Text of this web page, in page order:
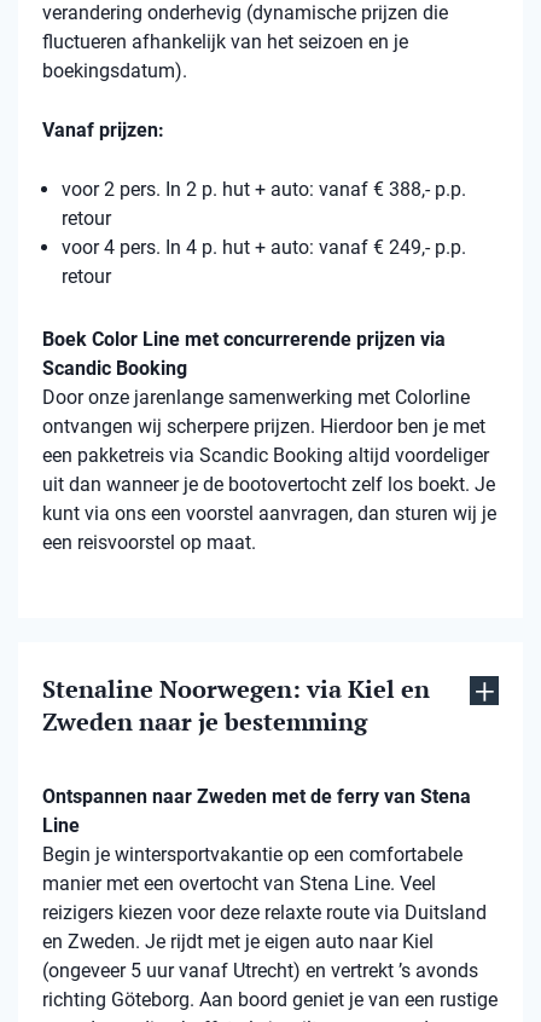
verandering onderhevig (dynamische prijzen die
fluctueren afhankelijk van het seizoen en je
boekingsdatum).
Vanaf prijzen:
voor 2 pers. In 2 p. hut + auto: vanaf € 388,- p.p.
retour
voor 4 pers. In 4 p. hut + auto: vanaf € 249,- p.p.
retour
Boek Color Line met concurrerende prijzen via
Scandic Booking
Door onze jarenlange samenwerking met Colorline
ontvangen wij scherpere prijzen. Hierdoor ben je met
een pakketreis via Scandic Booking altijd voordeliger
uit dan wanneer je de bootovertocht zelf los boekt. Je
kunt via ons een voorstel aanvragen, dan sturen wij je
een reisvoorstel op maat.
Stenaline Noorwegen: via Kiel en
Zweden naar je bestemming
Ontspannen naar Zweden met de ferry van Stena
Line
Begin je wintersportvakantie op een comfortabele
manier met een overtocht van Stena Line. Veel
reizigers kiezen voor deze relaxte route via Duitsland
en Zweden. Je rijdt met je eigen auto naar Kiel
(ongeveer 5 uur vanaf Utrecht) en vertrekt ’s avonds
richting Göteborg. Aan boord geniet je van een rustige